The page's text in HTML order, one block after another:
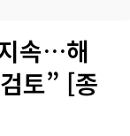
속…해
토” [종